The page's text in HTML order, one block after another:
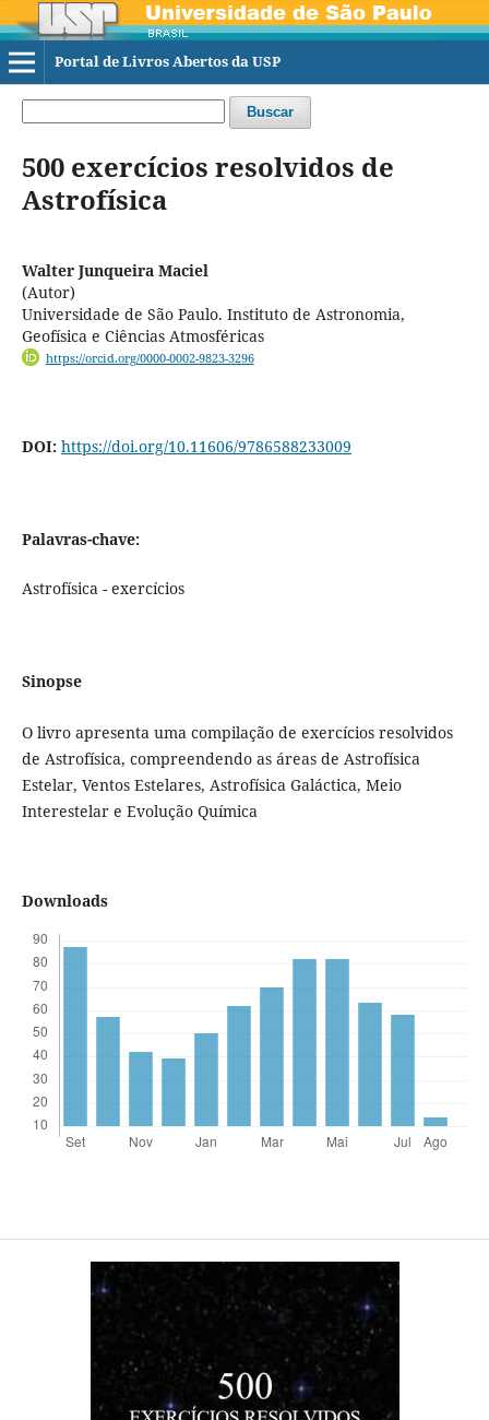
Portal de Livros Abertos da USP
Buscar
500 exercícios resolvidos de
Astrofísica
Walter Junqueira Maciel
(Autor)
Universidade de São Paulo. Instituto de Astronomia,
Geofísica e Ciências Atmosféricas
https://orcid.org/0000-0002-9823-3296
DOI: https://doi.org/10.11606/9786588233009
Palavras-chave:
Astrofísica - exercícios
Sinopse
O livro apresenta uma compilação de exercícios resolvidos
de Astrofísica, compreendendo as áreas de Astrofísica
Estelar, Ventos Estelares, Astrofísica Galáctica, Meio
Interestelar e Evolução Química
Downloads